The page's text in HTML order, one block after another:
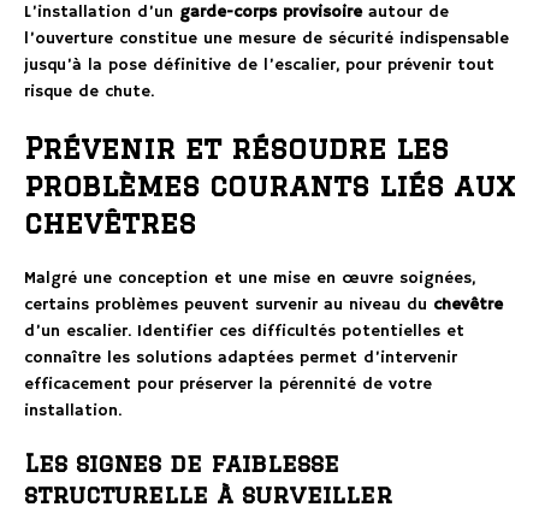
L’installation d’un garde-corps provisoireautour de
l’ouverture constitue une mesure de sécurité indispensable
jusqu’à la pose définitive de l’escalier, pour prévenir tout
risque de chute.
Prévenir et résoudre les
problèmes courants liés aux
chevêtres
Malgré une conception et une mise en œuvre soignées,
certains problèmes peuvent survenir au niveau du chevêtre
d’un escalier. Identifier ces difficultés potentielles et
connaître les solutions adaptées permet d’intervenir
efficacement pour préserver la pérennité de votre
installation.
Les signes de faiblesse
structurelle à surveiller